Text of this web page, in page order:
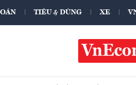
TIÊU & DÙNG XE